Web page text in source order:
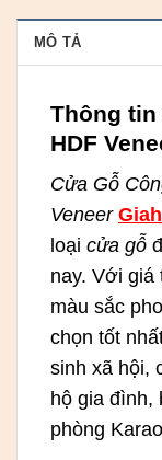
MÔ TẢ
Thông
HDF
Cửa Gỗ
Veneer
loại cửa gỗ
nay. Với giá
màu sắc
chọn tốt
sinh xã hội,
hộ gia đình,
phòng